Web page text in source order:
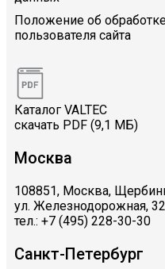
Положение об
пользователя сайта
Каталог VALTEC
скачать PDF (9,1 МБ)
Москва
108851, Москва,
ул. Железнодорожная,
тел.: +7 (495) 228-30-30
Санкт-Петербург